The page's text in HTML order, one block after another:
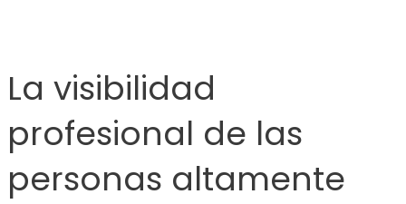
La visibilidad
profesional de las
personas altamente